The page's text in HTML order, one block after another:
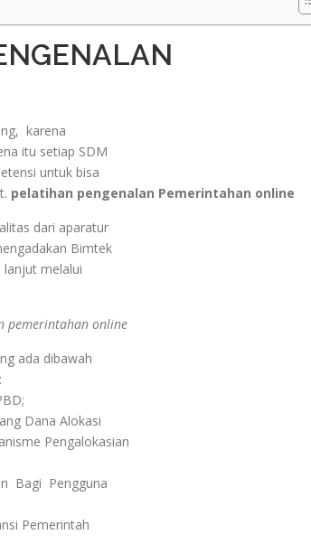
karena
itu setiap SDM
untuk bisa
pelatihan pengenalan Pemerintahan online
dari aparatur
Bimtek
melalui
pemerintahan online
ada dibawah
Dana Alokasi
Pengalokasian
Bagi Pengguna
Pemerintah